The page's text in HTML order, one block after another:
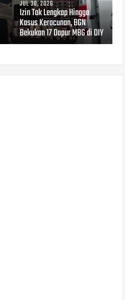
JUL 30, 2026
​Izin Tak Lengkap Hingga
Kasus Keracunan, BGN
Bekukan 17 Dapur MBG di DIY